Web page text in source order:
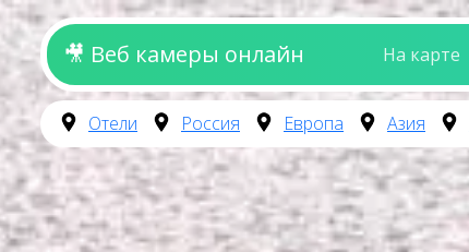
🎥 Веб камеры онлайн На карте
Отели Россия Европа Азия